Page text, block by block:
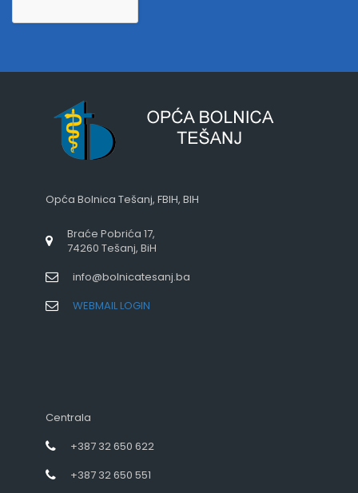
Opća Bolnica Tešanj, FBIH, BIH
Braće Pobrića 17,
74260 Tešanj, BiH
info@bolnicatesanj.ba
WEBMAIL LOGIN
Centrala
+387 32 650 622
+387 32 650 551